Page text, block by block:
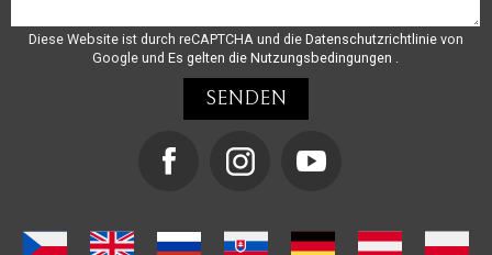
Diese Website ist durch reCAPTCHA und die Datenschutzrichtlinie von
Google und Es gelten die Nutzungsbedingungen .